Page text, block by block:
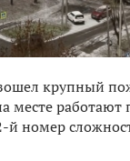
крупный
работают
номер